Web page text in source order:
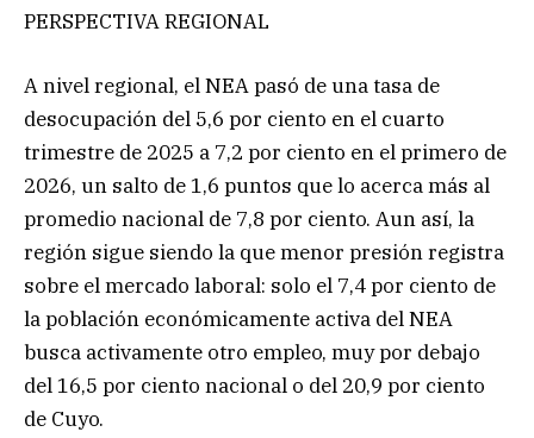
PERSPECTIVA REGIONAL
A nivel regional, el NEA pasó de una tasa de
desocupación del 5,6 por ciento en el cuarto
trimestre de 2025 a 7,2 por ciento en el primero de
2026, un salto de 1,6 puntos que lo acerca más al
promedio nacional de 7,8 por ciento. Aun así, la
región sigue siendo la que menor presión registra
sobre el mercado laboral: solo el 7,4 por ciento de
la población económicamente activa del NEA
busca activamente otro empleo, muy por debajo
del 16,5 por ciento nacional o del 20,9 por ciento
de Cuyo.